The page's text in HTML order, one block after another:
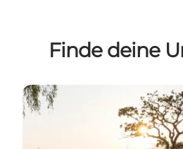
Finde deine
Campingplätze